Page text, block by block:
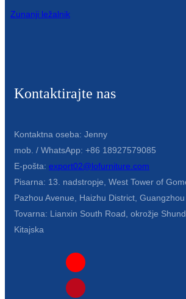
Zunanji ležalnik
Kontaktirajte nas
Kontaktna oseba: Jenny
mob. / WhatsApp: +86 18927579085
E-pošta: export02@lofurniture.com
Pisarna: 13. nadstropje, West Tower of
Pazhou Avenue, Haizhu District, Guangzhou
Tovarna: Lianxin South Road, okrožje
Kitajska